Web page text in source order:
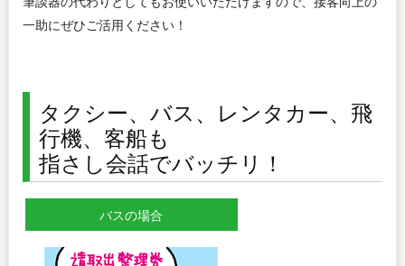
一助にぜひご活用ください！
タクシー、バス、レンタカー、飛
行機、客船も
指さし会話でバッチリ！
バスの場合